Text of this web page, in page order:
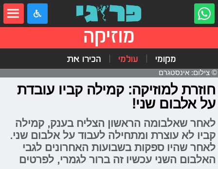
מוזיקה
מקומי עולמי הכירו את
© צילום: אינסטגרם
חוזרת למוזיקה: קמילה קביו עובדת
על אלבום שני!
לאחר שאלבומה הראשון הצליח בענק, קמילה
קביו לא עוצרת ומתחילה לעבוד על אלבום שני.
לאחר שהיו ספקות בשבועות האחרונים לגבי
האלבום השני עכשיו זה ברור לגמרי, לפרטים